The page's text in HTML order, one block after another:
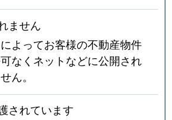
ません
よってお客様の不動産物件
なくネットなどに公開され
ん。
されています